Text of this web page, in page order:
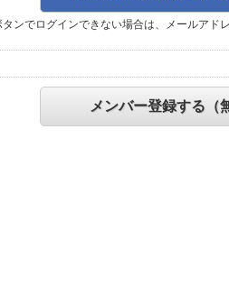
ンでログインできない場合は、メールアド
メンバー登録する（